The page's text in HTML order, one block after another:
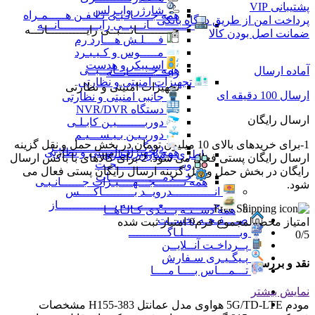
شارژر وایـرلس
همه جـــــانـبـی تـلـفـن هـــــمـراه
جــــــــــانـــبــی رایـــــــــــانـــه
جــــــــــانـــبــی رایـــــــــــانـــه
فــــلـش هـــارد رم
مـــــوس و کـیـبـرد
اسـپیکر و هدست
همه جــــــــــانـــبــی
رایـــــــــــانـــه
تجهیزات امنیتی و نظارتی
تجهیزات امنیتی و نظارتی
جانبی امنیتی و نظارتی
دستگاه NVR/DVR
دوربــــــــیـن کابـلـی
دوربـیـن بـیـســـیـم
دزدگـــــــــــــــــــــــیـر
همه تجهیزات امنیتی و نظارتی
باطری و شارژر باطری
ویـــــــــــــــــــجـت
خـــدمـــــــــــــــات
همه تــــــــجـــهــــیـزات جــــــانـبـی
انــــــــــــدرویــد بـــــــــاکــــس
جــــــــــــــعـــــــبـه بــــــــــــــــاز
همه دســتـه بــنـدی کـالـاهــا
صــــفـحـه نخســت
وبــــــــــــــــلـاگـــــــــــ
پــرداخـت آنــلایــن
پـیگـیـری سـفارش
تـــمـــاس بــــا مــــا
پشتیبانی VIP
پرداخت امن از طریق درگاه بانکی
ضمانت اصل بودن کالا
آماده ارسال
ارسال 100 دقیقه ای
ارسال رایگان
1-برای خریدهای بالای 10 میلیون تومان در بخش حمل و نقل گزینه
ارسال رایگان پستی فعال می شود. 2-برای کالاهای با باکس ارسال
رایگان در بخش حمل و نقل گزینه ارسال رایگان پستی فعال می
شود.
امتیاز محصولمجموع فرم0امتیاز ثبت شده
0/5
نقد و بررسی
نمایش بیشتر
مودم 5G/TD-LTE هواوی مدل عمانتل H155-383 مشخصات